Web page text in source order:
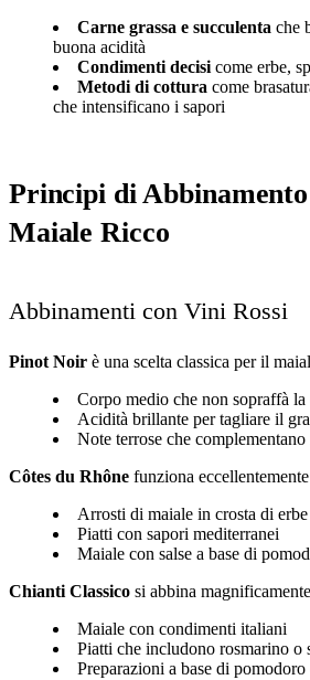
Carne grassa e succulenta che
buona acidità
Condimenti decisi come erbe,
Metodi di cottura come
che intensificano i sapori
Principi di
Maiale Ricco
Abbinamenti con Vini Rossi
Pinot Noir è una scelta classica per il
Corpo medio che non sopraffà la
Acidità brillante per tagliare il
Note terrose che
Côtes du Rhône funziona
Arrosti di maiale in crosta di erbe
Piatti con sapori mediterranei
Maiale con salse a base di
Chianti Classico si abbina
Maiale con condimenti italiani
Piatti che includono rosmarino o
Preparazioni a base di pomodoro